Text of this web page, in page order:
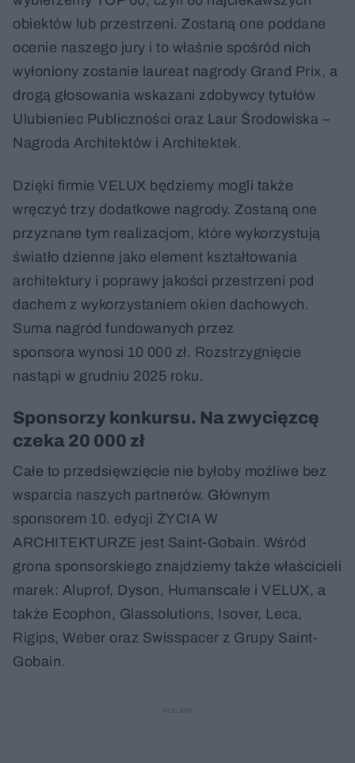
obiektów lub przestrzeni. Zostaną one poddane
ocenie naszego jury i to właśnie spośród nich
wyłoniony zostanie laureat nagrody Grand Prix, a
drogą głosowania wskazani zdobywcy tytułów
Ulubieniec Publiczności oraz Laur Środowiska –
Nagroda Architektów i Architektek.
Dzięki firmie VELUX będziemy mogli także
wręczyć trzy dodatkowe nagrody. Zostaną one
przyznane tym realizacjom, które wykorzystują
światło dzienne jako element kształtowania
architektury i poprawy jakości przestrzeni pod
dachem z wykorzystaniem okien dachowych.
Suma nagród fundowanych przez
sponsora wynosi 10 000 zł. Rozstrzygnięcie
nastąpi w grudniu 2025 roku.
Sponsorzy konkursu. Na zwycięzcę
czeka 20 000 zł
Całe to przedsięwzięcie nie byłoby możliwe bez
wsparcia naszych partnerów. Głównym
sponsorem 10. edycji ŻYCIA W
ARCHITEKTURZE jest Saint-Gobain. Wśród
grona sponsorskiego znajdziemy także właścicieli
marek: Aluprof, Dyson, Humanscale i VELUX, a
także Ecophon, Glassolutions, Isover, Leca,
Rigips, Weber oraz Swisspacer z Grupy Saint-
Gobain.